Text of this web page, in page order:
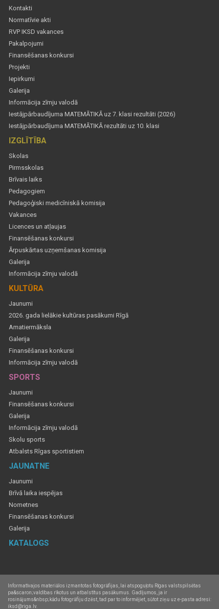
Kontakti
Normatīvie akti
RVP IKSD vakances
Pakalpojumi
Finansēšanas konkursi
Projekti
Iepirkumi
Galerija
Informācija zīmju valodā
Iestājpārbaudījuma MATEMĀTIKĀ uz 7. klasi rezultāti (2026)
Iestājpārbaudījuma MATEMĀTIKĀ rezultāti uz 10. klasi
IZGLĪTĪBA
Skolas
Pirmsskolas
Brīvais laiks
Pedagogiem
Pedagoģiski medicīniskā komisija
Vakances
Licences un atļaujas
Finansēšanas konkursi
Ārpuskārtas uzņemšanas komisija
Galerija
Informācija zīmju valodā
KULTŪRA
Jaunumi
2026. gada lielākie kultūras pasākumi Rīgā
Amatiermāksla
Galerija
Finansēšanas konkursi
Informācija zīmju valodā
SPORTS
Jaunumi
Finansēšanas konkursi
Galerija
Informācija zīmju valodā
Skolu sports
Atbalsts Rīgas sportistiem
JAUNATNE
Jaunumi
Brīvā laika iespējas
Nometnes
Finansēšanas konkursi
Galerija
KATALOGS
Informatīvajos materiālos izmantotas fotogrāfijas, lai atspoguļotu Rīgas valstspilsētas
pa&scaron;valdības rīkotus un atbalstītus pasākumus. Gadījumos, ja ir
rosinājums&nbsp;kādu fotogrāfiju dzēst, tad par to informējiet, sūtot ziņu uz e-pasta adresi:
iksd@riga.lv.